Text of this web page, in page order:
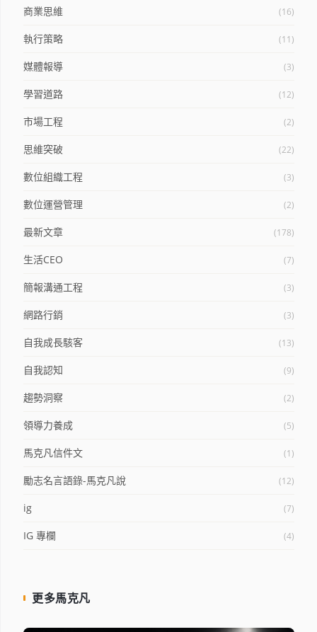
商業思維 (16)
執行策略 (11)
媒體報導 (3)
學習道路 (12)
市場工程 (2)
思維突破 (22)
數位組織工程 (3)
數位運營管理 (2)
最新文章 (178)
生活CEO (7)
簡報溝通工程 (3)
網路行銷 (3)
自我成長駭客 (13)
自我認知 (9)
趨勢洞察 (2)
領導力養成 (5)
馬克凡信件文 (1)
勵志名言語錄-馬克凡說 (12)
ig (7)
IG 專欄 (4)
更多馬克凡